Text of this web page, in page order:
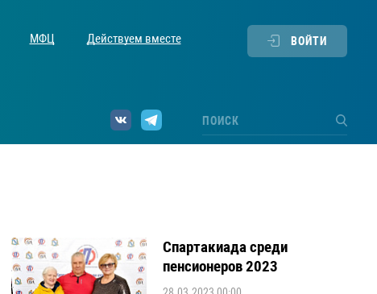
МФЦ Действуем вместе ВОЙТИ
Спартакиада среди
пенсионеров 2023